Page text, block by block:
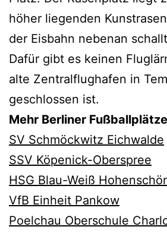
höher liegenden
der Eisbahn nebenan
Dafür gibt es keinen
alte Zentralflughafen in
geschlossen ist.
Mehr Berliner
SV Schmöckwitz Eichwalde
SSV Köpenick-Oberspree
HSG Blau-Weiß
VfB Einheit Pankow
Poelchau Oberschule